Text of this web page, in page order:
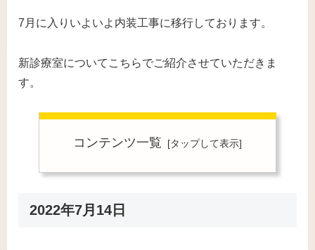
7月に入りいよいよ内装工事に移行しております。
新診療室についてこちらでご紹介させていただきま
す。
コンテンツ一覧
2022年7月14日